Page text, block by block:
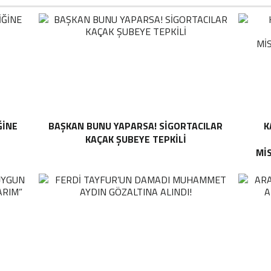
BAŞKAN BUNU YAPARSA! SIGORTACILAR
KAÇAK ŞUBEYE TEPKILI